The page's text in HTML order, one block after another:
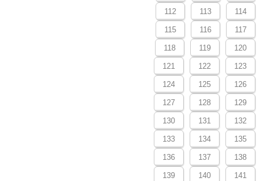
112 113 114
115 116 117
118 119 120
121 122 123
124 125 126
127 128 129
130 131 132
133 134 135
136 137 138
139 140 141